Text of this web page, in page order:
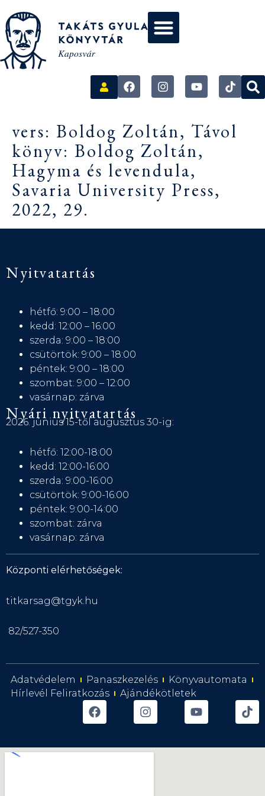
vers: Boldog Zoltán, Távol
könyv: Boldog Zoltán,
Hagyma és levendula,
Savaria University Press,
2022, 29.
Nyitvatartás
hétfő: 9:00 – 18:00
kedd: 12:00 – 16:00
szerda: 9:00 – 18:00
csütörtök: 9:00 – 18:00
péntek: 9:00 – 18:00
szombat: 9:00 – 12:00
vasárnap: zárva
Nyári nyitvatartás
2026. június 15-től augusztus 30-ig:
hétfő: 12:00-18:00
kedd: 12:00-16:00
szerda: 9:00-16:00
csütörtök: 9:00-16:00
péntek: 9:00-14:00
szombat: zárva
vasárnap: zárva
Központi elérhetőségek:
titkarsag@tgyk.hu
82/527-350
Adatvédelem Panaszkezelés
Könyvautomata
Hírlevél Feliratkozás
Ajándékötletek